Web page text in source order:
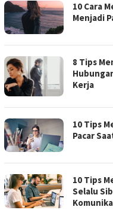
10 Cara
Menjadi
8 Tips
Kerja
10 Tips
Pacar
10 Tips
Selalu